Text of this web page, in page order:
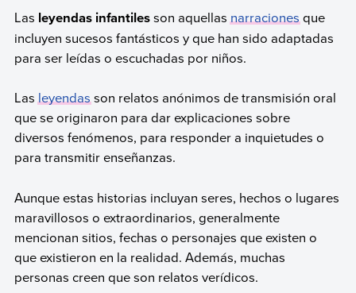
Las leyendas infantilesson aquellasnarracionesque
incluyen sucesos fantásticos y que han sido adaptadas
para ser leídas o escuchadas por niños.
Lasleyendasson relatos anónimos de transmisión oral
que se originaron para dar explicaciones sobre
diversos fenómenos, para responder a inquietudes o
para transmitir enseñanzas.
Aunque estas historias incluyan seres, hechos o lugares
maravillosos o extraordinarios, generalmente
mencionan sitios, fechas o personajes que existen o
que existieron en la realidad. Además, muchas
personas creen que son relatos verídicos.